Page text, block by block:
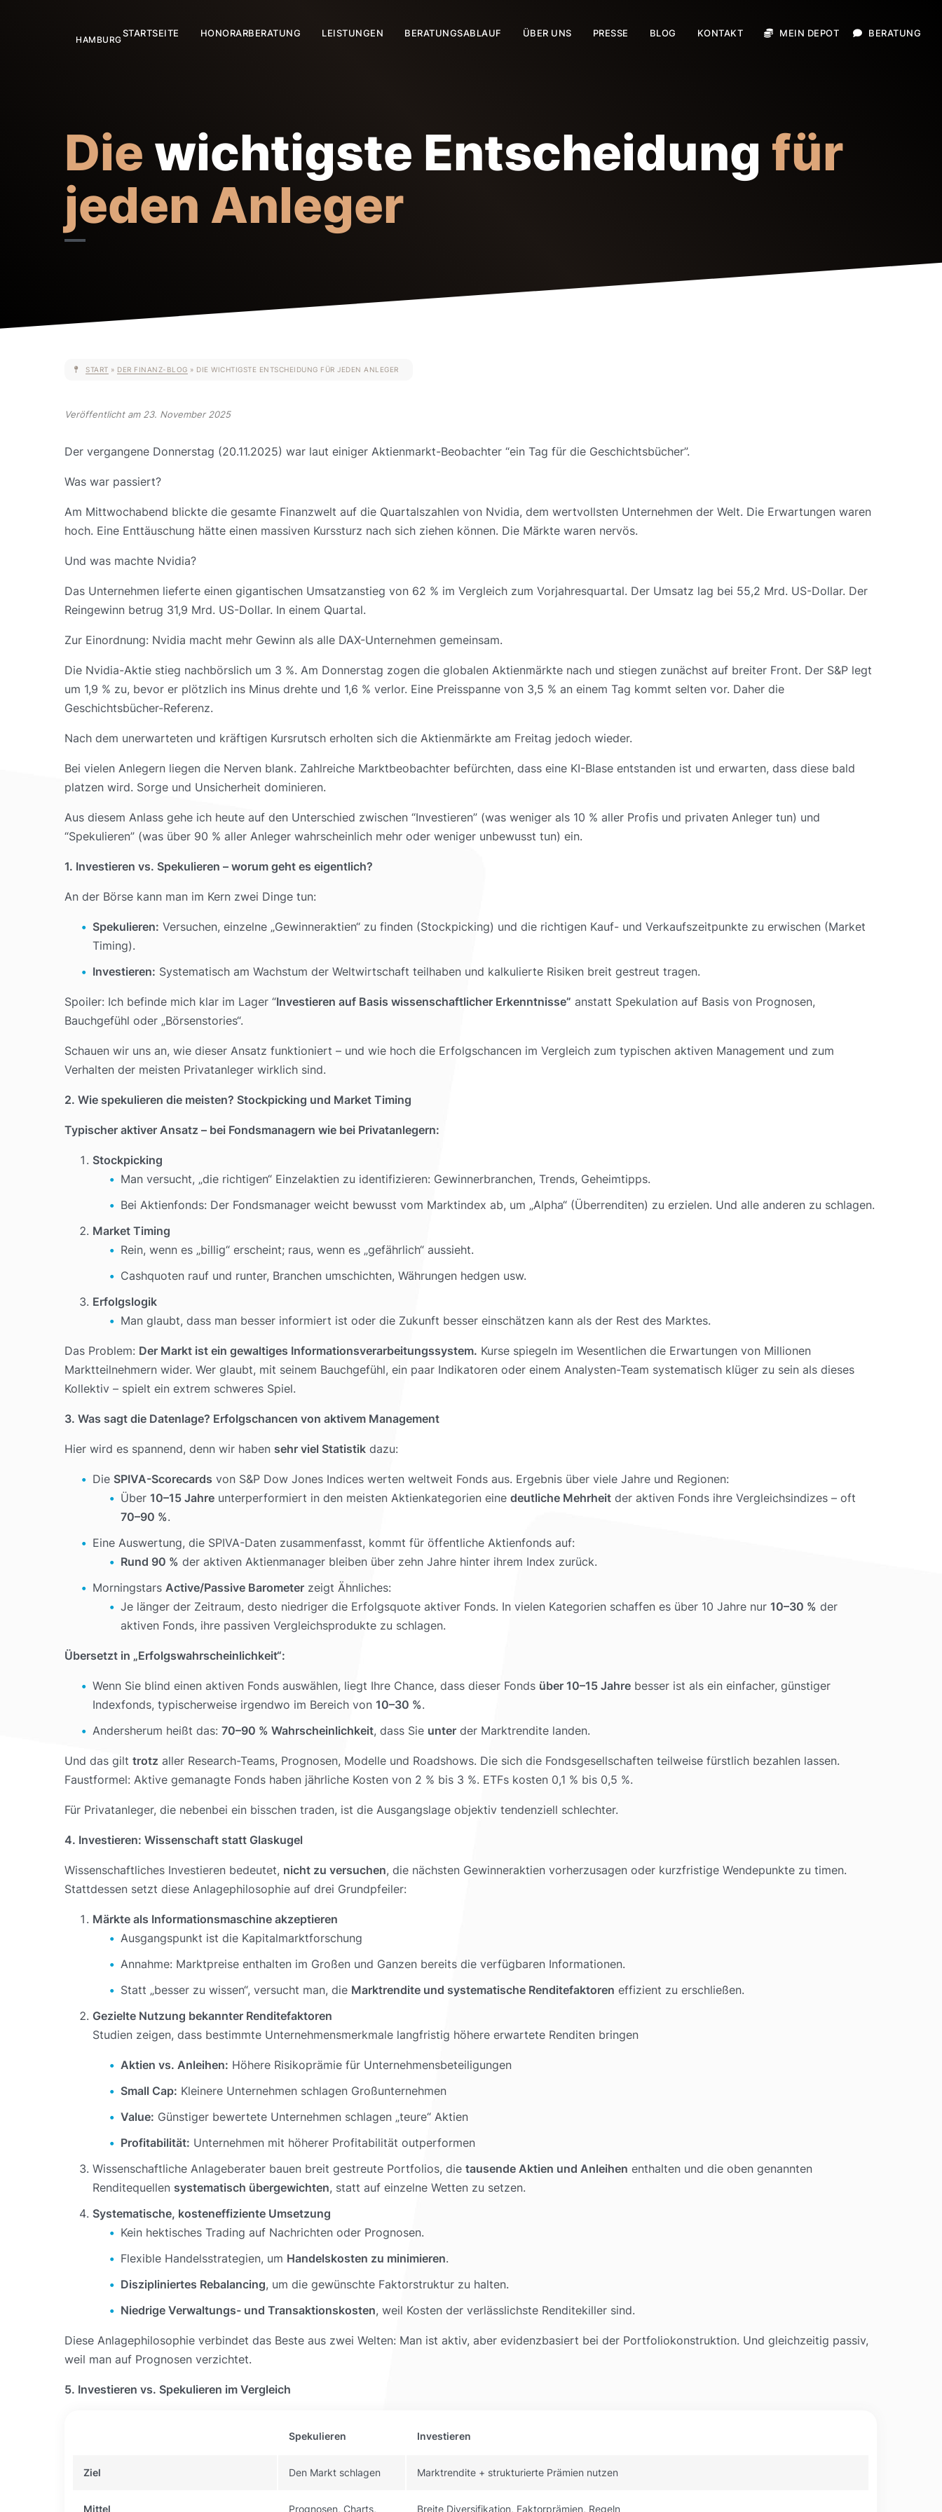
STARTSEITE HONORARBERATUNG LEISTUNGEN BERATUNGSABLAUF ÜBER UNS PRESSE BLOG KONTAKT MEIN DEPOT BERATUNG
Die wichtigste Entscheidung für
jeden Anleger
START » DER FINANZ-BLOG » DIE WICHTIGSTE ENTSCHEIDUNG FÜR JEDEN ANLEGER
Veröffentlicht am 23. November 2025
Der vergangene Donnerstag (20.11.2025) war laut einiger Aktienmarkt-Beobachter “ein Tag für die Geschichtsbücher”.
Was war passiert?
Am Mittwochabend blickte die gesamte Finanzwelt auf die Quartalszahlen von Nvidia, dem wertvollsten Unternehmen der Welt. Die Erwartungen waren
hoch. Eine Enttäuschung hätte einen massiven Kurssturz nach sich ziehen können. Die Märkte waren nervös.
Und was machte Nvidia?
Das Unternehmen lieferte einen gigantischen Umsatzanstieg von 62 % im Vergleich zum Vorjahresquartal. Der Umsatz lag bei 55,2 Mrd. US-Dollar. Der
Reingewinn betrug 31,9 Mrd. US-Dollar. In einem Quartal.
Zur Einordnung: Nvidia macht mehr Gewinn als alle DAX-Unternehmen gemeinsam.
Die Nvidia-Aktie stieg nachbörslich um 3 %. Am Donnerstag zogen die globalen Aktienmärkte nach und stiegen zunächst auf breiter Front. Der S&P legt
um 1,9 % zu, bevor er plötzlich ins Minus drehte und 1,6 % verlor. Eine Preisspanne von 3,5 % an einem Tag kommt selten vor. Daher die
Geschichtsbücher-Referenz.
Nach dem unerwarteten und kräftigen Kursrutsch erholten sich die Aktienmärkte am Freitag jedoch wieder.
Bei vielen Anlegern liegen die Nerven blank. Zahlreiche Marktbeobachter befürchten, dass eine KI-Blase entstanden ist und erwarten, dass diese bald
platzen wird. Sorge und Unsicherheit dominieren.
Aus diesem Anlass gehe ich heute auf den Unterschied zwischen “Investieren” (was weniger als 10 % aller Profis und privaten Anleger tun) und
“Spekulieren” (was über 90 % aller Anleger wahrscheinlich mehr oder weniger unbewusst tun) ein.
1. Investieren vs. Spekulieren – worum geht es eigentlich?
An der Börse kann man im Kern zwei Dinge tun:
Spekulieren: Versuchen, einzelne „Gewinneraktien“ zu finden (Stockpicking) und die richtigen Kauf- und Verkaufszeitpunkte zu erwischen (Market
Timing).
Investieren: Systematisch am Wachstum der Weltwirtschaft teilhaben und kalkulierte Risiken breit gestreut tragen.
Spoiler: Ich befinde mich klar im Lager “Investieren auf Basis wissenschaftlicher Erkenntnisse” anstatt Spekulation auf Basis von Prognosen,
Bauchgefühl oder „Börsenstories“.
Schauen wir uns an, wie dieser Ansatz funktioniert – und wie hoch die Erfolgschancen im Vergleich zum typischen aktiven Management und zum
Verhalten der meisten Privatanleger wirklich sind.
2. Wie spekulieren die meisten? Stockpicking und Market Timing
Typischer aktiver Ansatz – bei Fondsmanagern wie bei Privatanlegern:
Stockpicking
Man versucht, „die richtigen“ Einzelaktien zu identifizieren: Gewinnerbranchen, Trends, Geheimtipps.
Bei Aktienfonds: Der Fondsmanager weicht bewusst vom Marktindex ab, um „Alpha“ (Überrenditen) zu erzielen. Und alle anderen zu schlagen.
Market Timing
Rein, wenn es „billig“ erscheint; raus, wenn es „gefährlich“ aussieht.
Cashquoten rauf und runter, Branchen umschichten, Währungen hedgen usw.
Erfolgslogik
Man glaubt, dass man besser informiert ist oder die Zukunft besser einschätzen kann als der Rest des Marktes.
Das Problem: Der Markt ist ein gewaltiges Informationsverarbeitungssystem. Kurse spiegeln im Wesentlichen die Erwartungen von Millionen
Marktteilnehmern wider. Wer glaubt, mit seinem Bauchgefühl, ein paar Indikatoren oder einem Analysten-Team systematisch klüger zu sein als dieses
Kollektiv – spielt ein extrem schweres Spiel.
3. Was sagt die Datenlage? Erfolgschancen von aktivem Management
Hier wird es spannend, denn wir haben sehr viel Statistik dazu:
Die SPIVA-Scorecards von S&P Dow Jones Indices werten weltweit Fonds aus. Ergebnis über viele Jahre und Regionen:
Über 10–15 Jahre unterperformiert in den meisten Aktienkategorien eine deutliche Mehrheit der aktiven Fonds ihre Vergleichsindizes – oft
70–90 %.
Eine Auswertung, die SPIVA-Daten zusammenfasst, kommt für öffentliche Aktienfonds auf:
Rund 90 % der aktiven Aktienmanager bleiben über zehn Jahre hinter ihrem Index zurück.
Morningstars Active/Passive Barometer zeigt Ähnliches:
Je länger der Zeitraum, desto niedriger die Erfolgsquote aktiver Fonds. In vielen Kategorien schaffen es über 10 Jahre nur 10–30 % der
aktiven Fonds, ihre passiven Vergleichsprodukte zu schlagen.
Übersetzt in „Erfolgswahrscheinlichkeit“:
Wenn Sie blind einen aktiven Fonds auswählen, liegt Ihre Chance, dass dieser Fonds über 10–15 Jahre besser ist als ein einfacher, günstiger
Indexfonds, typischerweise irgendwo im Bereich von 10–30 %.
Andersherum heißt das: 70–90 % Wahrscheinlichkeit, dass Sie unter der Marktrendite landen.
Und das gilt trotz aller Research-Teams, Prognosen, Modelle und Roadshows. Die sich die Fondsgesellschaften teilweise fürstlich bezahlen lassen.
Faustformel: Aktive gemanagte Fonds haben jährliche Kosten von 2 % bis 3 %. ETFs kosten 0,1 % bis 0,5 %.
Für Privatanleger, die nebenbei ein bisschen traden, ist die Ausgangslage objektiv tendenziell schlechter.
4. Investieren: Wissenschaft statt Glaskugel
Wissenschaftliches Investieren bedeutet, nicht zu versuchen, die nächsten Gewinneraktien vorherzusagen oder kurzfristige Wendepunkte zu timen.
Stattdessen setzt diese Anlagephilosophie auf drei Grundpfeiler:
Märkte als Informationsmaschine akzeptieren
Ausgangspunkt ist die Kapitalmarktforschung
Annahme: Marktpreise enthalten im Großen und Ganzen bereits die verfügbaren Informationen.
Statt „besser zu wissen“, versucht man, die Marktrendite und systematische Renditefaktoren effizient zu erschließen.
Gezielte Nutzung bekannter Renditefaktoren
Studien zeigen, dass bestimmte Unternehmensmerkmale langfristig höhere erwartete Renditen bringen
Aktien vs. Anleihen: Höhere Risikoprämie für Unternehmensbeteiligungen
Small Cap: Kleinere Unternehmen schlagen Großunternehmen
Value: Günstiger bewertete Unternehmen schlagen „teure“ Aktien
Profitabilität: Unternehmen mit höherer Profitabilität outperformen
Wissenschaftliche Anlageberater bauen breit gestreute Portfolios, die tausende Aktien und Anleihen enthalten und die oben genannten
Renditequellen systematisch übergewichten, statt auf einzelne Wetten zu setzen.
Systematische, kosteneffiziente Umsetzung
Kein hektisches Trading auf Nachrichten oder Prognosen.
Flexible Handelsstrategien, um Handelskosten zu minimieren.
Diszipliniertes Rebalancing, um die gewünschte Faktorstruktur zu halten.
Niedrige Verwaltungs- und Transaktionskosten, weil Kosten der verlässlichste Renditekiller sind.
Diese Anlagephilosophie verbindet das Beste aus zwei Welten: Man ist aktiv, aber evidenzbasiert bei der Portfoliokonstruktion. Und gleichzeitig passiv,
weil man auf Prognosen verzichtet.
5. Investieren vs. Spekulieren im Vergleich
Spekulieren Investieren
Ziel Den Markt schlagen Marktrendite + strukturierte Prämien nutzen
Mittel Prognosen, Charts, Breite Diversifikation, Faktorprämien, Regeln